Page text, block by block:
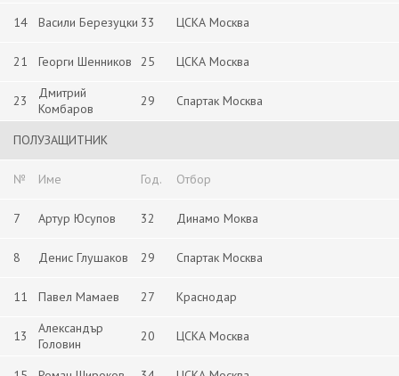
14 Васили Березуцки 33 ЦСКА Москва
21 Георги Шенников 25 ЦСКА Москва
23
Дмитрий
Комбаров
29 Спартак Москва
ПОЛУЗАЩИТНИК
№ Име Год. Отбор
7 Артур Юсупов 32 Динамо Моква
8 Денис Глушаков 29 Спартак Москва
11 Павел Мамаев 27 Краснодар
13
Александър
Головин
20 ЦСКА Москва